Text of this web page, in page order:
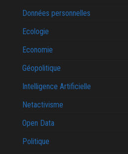
Données personnelles
Ecologie
Economie
Géopolitique
Intelligence Artificielle
Netactivisme
Open Data
Politique